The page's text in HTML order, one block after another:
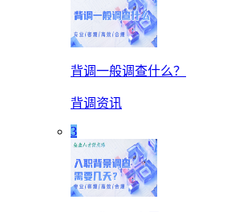
背调一般调查什么？
背调资讯
3